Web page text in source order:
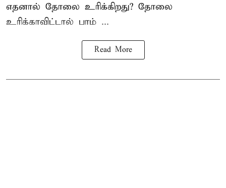
எதனால் தோலை உரிக்கிறது? தோலை
உரிக்காவிட்டால் பாம் ...
Read More